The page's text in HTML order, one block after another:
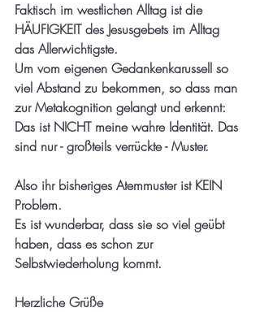
Faktisch im westlichen Alltag ist die
HÄUFIGKEIT des Jesusgebets im Alltag
das Allerwichtigste.
Um vom eigenen Gedankenkarussell so
viel Abstand zu bekommen, so dass man
zur Metakognition gelangt und erkennt:
Das ist NICHT meine wahre Identität. Das
sind nur - großteils verrückte - Muster.
Also ihr bisheriges Atemmuster ist KEIN
Problem.
Es ist wunderbar, dass sie so viel geübt
haben, dass es schon zur
Selbstwiederholung kommt.
Herzliche Grüße